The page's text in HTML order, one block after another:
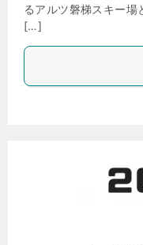
るアルツ磐梯スキー
[…]